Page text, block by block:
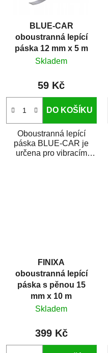
ů
BLUE-CAR
oboustranná lepící
páska 12 mm x 5 m
Skladem
59 Kč
DO KOŠÍKU
Oboustranná lepící
páska BLUE-CAR je
určena pro vibracím
FINIXA
oboustranná lepící
páska s pěnou 15
mm x 10 m
Skladem
399 Kč